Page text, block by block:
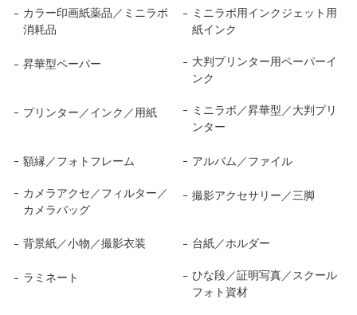
カラー印画紙薬品／ミニラボ
消耗品
ミニラボ用インクジェット用
紙インク
昇華型ペーパー
大判プリンター用ペーパーイ
ンク
プリンター／インク／用紙
ミニラボ／昇華型／大判プリ
ンター
額縁／フォトフレーム アルバム／ファイル
カメラアクセ／フィルター／
カメラバッグ
撮影アクセサリー／三脚
背景紙／小物／撮影衣装 台紙／ホルダー
ラミネート
ひな段／証明写真／スクール
フォト資材